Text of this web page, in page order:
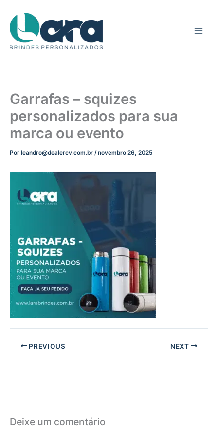
para
conteúdo
Garrafas – squizes
personalizados para sua
marca ou evento
Por leandro@dealercv.com.br /novembro 26, 2025
PREVIOUS NEXT
Deixe um comentário